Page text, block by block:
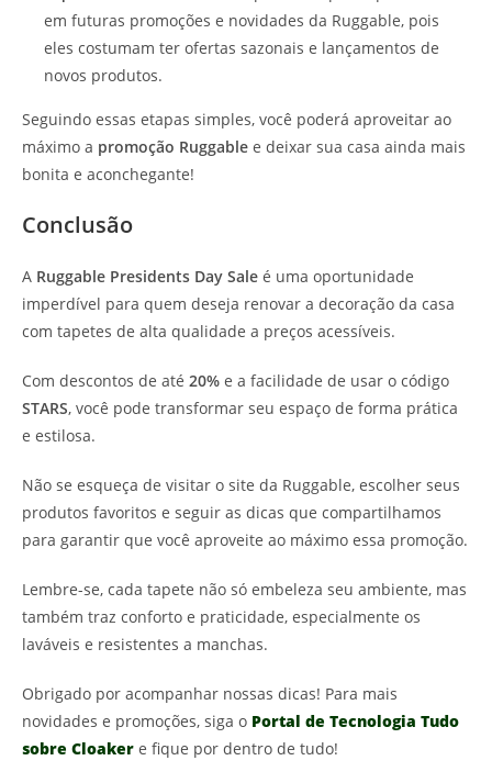
em futuras promoções e novidades da Ruggable, pois
eles costumam ter ofertas sazonais e lançamentos de
novos produtos.
Seguindo essas etapas simples, você poderá aproveitar ao
máximo a promoção Ruggable e deixar sua casa ainda mais
bonita e aconchegante!
Conclusão
A Ruggable Presidents Day Sale é uma oportunidade
imperdível para quem deseja renovar a decoração da casa
com tapetes de alta qualidade a preços acessíveis.
Com descontos de até 20% e a facilidade de usar o código
STARS, você pode transformar seu espaço de forma prática
e estilosa.
Não se esqueça de visitar o site da Ruggable, escolher seus
produtos favoritos e seguir as dicas que compartilhamos
para garantir que você aproveite ao máximo essa promoção.
Lembre-se, cada tapete não só embeleza seu ambiente, mas
também traz conforto e praticidade, especialmente os
laváveis e resistentes a manchas.
Obrigado por acompanhar nossas dicas! Para mais
novidades e promoções, siga o Portal de Tecnologia Tudo
sobre Cloaker e fique por dentro de tudo!